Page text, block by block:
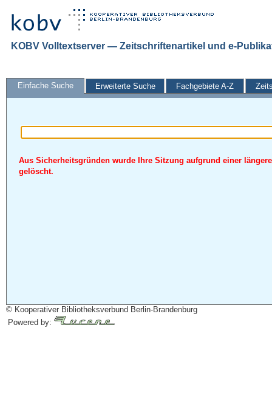
KOBV Volltextserver — Zeitschriftenartikel und e-
Einfache Suche Erweiterte Suche Fachgebiete A-Z
Aus Sicherheitsgründen wurde Ihre Sitzung aufgrund einer
gelöscht.
© Kooperativer Bibliotheksverbund Berlin-Brandenburg
Powered by: